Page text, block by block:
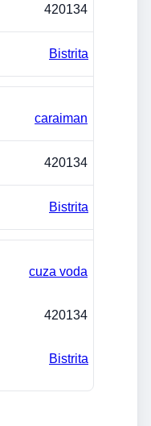
420134
Bistrita
caraiman
420134
Bistrita
cuza voda
420134
Bistrita